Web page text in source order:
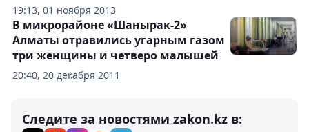
19:13, 01 ноября 2013
20:40, 20 декабря 2011
В микрорайоне «Шанырак-2»
Алматы отравились угарным газом
три женщины и четверо малышей
Следите за новостями zakon.kz в: